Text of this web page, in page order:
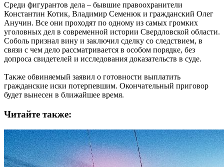
Среди фигурантов дела – бывшие правоохранители
Константин Котик, Владимир Семенюк и гражданский Олег
Анучин. Все они проходят по одному из самых громких
уголовных дел в современной истории Свердловской области.
Соболь признал вину и заключил сделку со следствием, в
связи с чем дело рассматривается в особом порядке, без
допроса свидетелей и исследования доказательств в суде.
Также обвиняемый заявил о готовности выплатить
гражданские иски потерпевшим. Окончательный приговор
будет вынесен в ближайшее время.
Читайте также: